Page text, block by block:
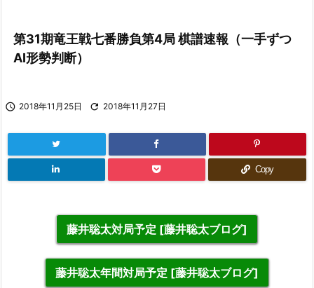
第31期竜王戦七番勝負第4局 棋譜速報（一手ずつ
AI形勢判断）
 2018年11月25日  2018年11月27日
Copy
藤井聡太対局予定 [藤井聡太ブログ]
藤井聡太年間対局予定 [藤井聡太ブログ]